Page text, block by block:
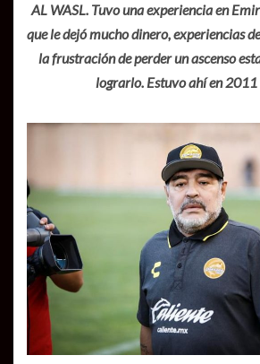
AL WASL. Tuvo una experiencia en
que le dejó mucho dinero, experiencias
la frustración de perder un ascenso
lograrlo. Estuvo ahí en